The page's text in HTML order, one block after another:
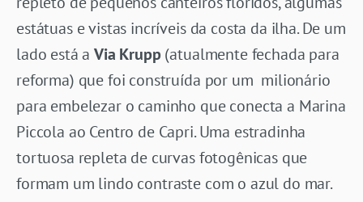
estátuas e vistas incríveis da costa da ilha. De um
lado está aVia Krupp (atualmente fechada para
reforma) que foi construída por um milionário
para embelezar o caminho que conecta a Marina
Piccola ao Centro de Capri. Uma estradinha
tortuosa repleta de curvas fotogênicas que
formam um lindo contraste com o azul do mar.